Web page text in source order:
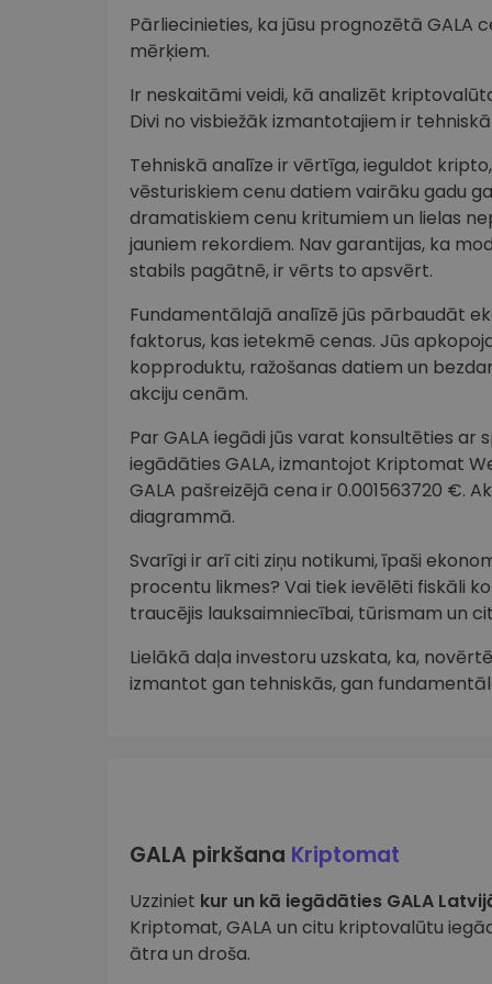
Pārliecinieties, ka jūsu prognozētā GALA
mērķiem.
Ir neskaitāmi veidi, kā analizēt
Divi no visbiežāk izmantotajiem ir
Tehniskā analīze ir vērtīga, ieguldot
vēsturiskiem cenu datiem vairāku gadu
dramatiskiem cenu kritumiem un lielas
jauniem rekordiem. Nav garantijas, ka
stabils pagātnē, ir vērts to apsvērt.
Fundamentālajā analīzē jūs pārbaudāt
faktorus, kas ietekmē cenas. Jūs
kopproduktu, ražošanas datiem un
akciju cenām.
Par GALA iegādi jūs varat konsultēties ar
iegādāties GALA, izmantojot Kriptomat
GALA pašreizējā cena ir 0.001563720 €.
diagrammā.
Svarīgi ir arī citi ziņu notikumi, īpaši
procentu likmes? Vai tiek ievēlēti fiskāli
traucējis lauksaimniecībai, tūrismam un
Lielākā daļa investoru uzskata, ka,
izmantot gan tehniskās, gan
GALA pirkšana Kriptomat
Uzziniet kur un kā iegādāties GALA
Kriptomat, GALA un citu kriptovalūtu
ātra un droša.